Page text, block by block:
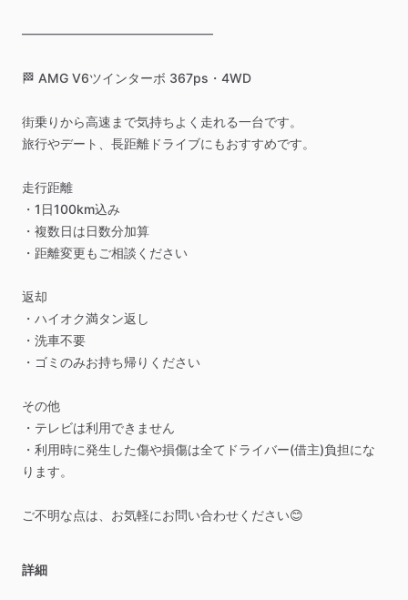
━━━━━━━━━━━━━━━
🏁 AMG V6ツインターボ 367ps・4WD
街乗りから高速まで気持ちよく走れる一台です。
旅行やデート、長距離ドライブにもおすすめです。
走行距離
・1日100km込み
・複数日は日数分加算
・距離変更もご相談ください
返却
・ハイオク満タン返し
・洗車不要
・ゴミのみお持ち帰りください
その他
・テレビは利用できません
・利用時に発生した傷や損傷は全てドライバー(借主)負担にな
ります。
ご不明な点は、お気軽にお問い合わせください😊
詳細